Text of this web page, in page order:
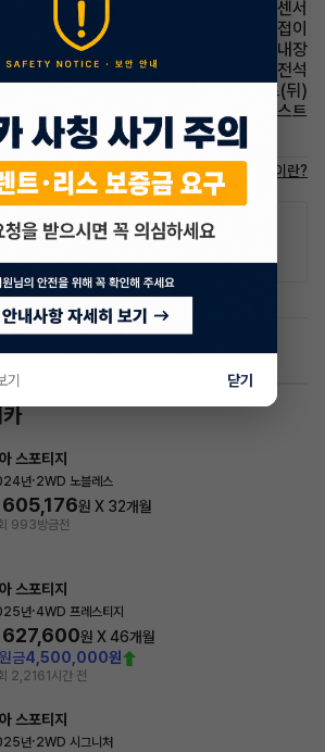
주차보조 전방감지센서
사이드미러 전동접이
스티어링휠 열선내장
에어백 운전석
시트 열선시트(뒤)
헤드램프 하이빔 어시스트
반드시 확인하시기 바랍니다.
저공해차량이란?
인
공영주차장
50% 할인
수 있으니 실제 정보와 확인해 주세요.
스포티지
년·2WD 노블레스
605,176원 X 32개월
993방금전
스포티지
년·4WD 프레스티지
627,600원 X46개월
금4,500,000원
2,2161시간 전
스포티지
년·2WD 시그니처
기 닫기